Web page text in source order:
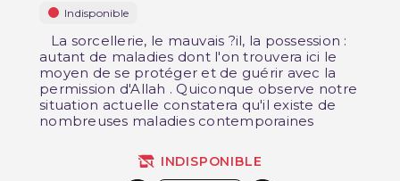
(1 avis)
Indisponible
La sorcellerie, le mauvais ?il, la possession :
autant de maladies dont l'on trouvera ici le
moyen de se protéger et de guérir avec la
permission d'Allah . Quiconque observe notre
situation actuelle constatera qu'il existe de
nombreuses maladies contemporaines
INDISPONIBLE